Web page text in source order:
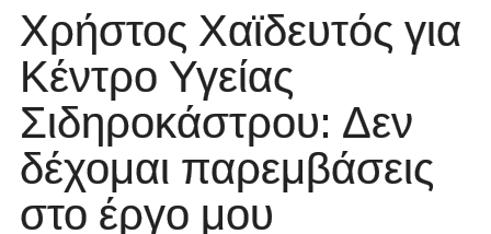
Χρήστος Χαϊδευτός για
Κέντρο Υγείας
Σιδηροκάστρου: Δεν
δέχομαι παρεμβάσεις
στο έργο μου